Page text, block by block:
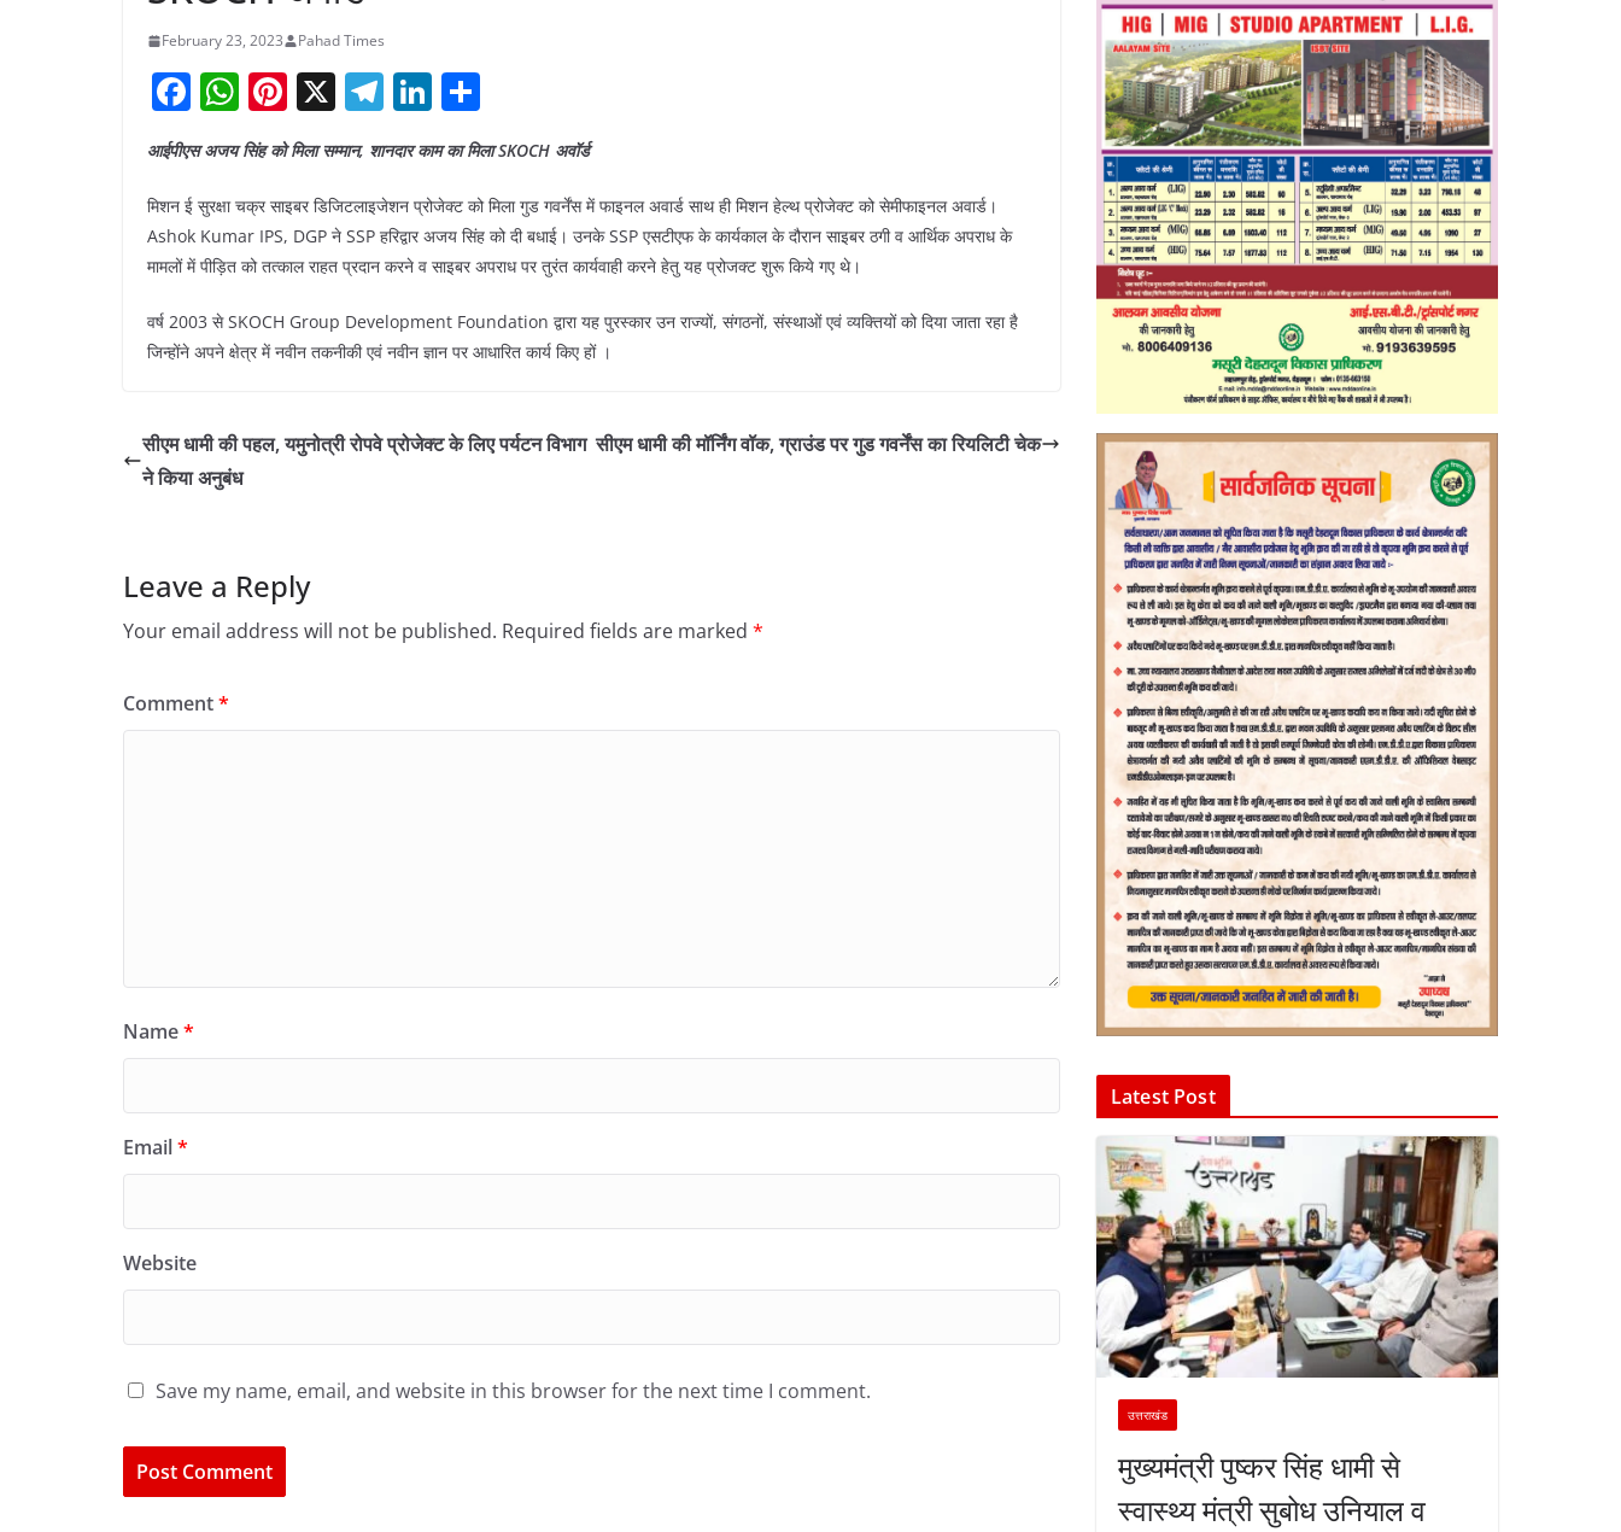
February 23, 2023 Pahad Times
F
c
e
b
o
o
k
W
h
at
s
A
p
p
Pi
nt
er
e
st
X T
e
gr
a
m
Li
k
e
dI
n
ar
e
आईपीएस अजय सिंह को मिला सम्मान, शानदार काम का मिला SKOCH अवॉर्ड
मिशन ई सुरक्षा चक्र साइबर डिजिटलाइजेशन प्रोजेक्ट को मिला गुड गवर्नेंस में फाइनल अवार्ड साथ ही मिशन हेल्थ प्रोजेक्ट को सेमीफाइनल अवार्ड।
Ashok Kumar IPS, DGP ने SSP हरिद्वार अजय सिंह को दी बधाई। उनके SSP एसटीएफ के कार्यकाल के दौरान साइबर ठगी व आर्थिक अपराध के
मामलों में पीड़ित को तत्काल राहत प्रदान करने व साइबर अपराध पर तुरंत कार्यवाही करने हेतु यह प्रोजक्ट शुरू किये गए थे।
वर्ष 2003 से SKOCH Group Development Foundation द्वारा यह पुरस्कार उन राज्यों, संगठनों, संस्थाओं एवं व्यक्तियों को दिया जाता रहा है
जिन्होंने अपने क्षेत्र में नवीन तकनीकी एवं नवीन ज्ञान पर आधारित कार्य किए हों ।
सीएम धामी की पहल, यमुनोत्री रोपवे प्रोजेक्ट के लिए पर्यटन विभाग
ने किया अनुबंध
सीएम धामी की मॉर्निंग वॉक, ग्राउंड पर गुड गवर्नेंस का रियलिटी चेक
Leave a Reply
Your email address will not be published. Required fields are marked *
Comment*
Name*
Email*
Website
Save my name, email, and website in this browser for the next time I comment.
Latest Post
उत्तराखंड
मुख्यमंत्री पुष्कर सिंह धामी से
स्वास्थ्य मंत्री सुबोध उनियाल व